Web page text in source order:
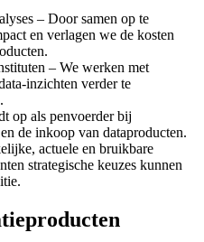
– Door samen op te
en verlagen we de kosten
– We werken met
inzichten verder te
op als penvoerder bij
de inkoop van dataproducten.
actuele en bruikbare
strategische keuzes kunnen